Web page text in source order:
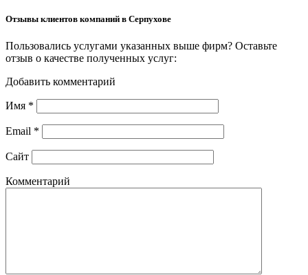
Отзывы клиентов компаний в Серпухове
Пользовались услугами указанных выше фирм? Оставьте
отзыв о качестве полученных услуг:
Добавить комментарий
Имя *
Email *
Сайт
Комментарий